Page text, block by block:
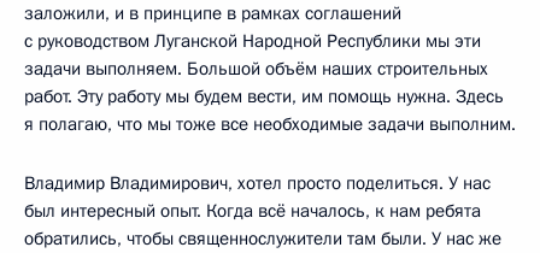
заложили, и в принципе в рамках соглашений
с руководством Луганской Народной Республики мы эти
задачи выполняем. Большой объём наших строительных
работ. Эту работу мы будем вести, им помощь нужна. Здесь
я полагаю, что мы тоже все необходимые задачи выполним.
Владимир Владимирович, хотел просто поделиться. У нас
был интересный опыт. Когда всё началось, к нам ребята
обратились, чтобы священнослужители там были. У нас же